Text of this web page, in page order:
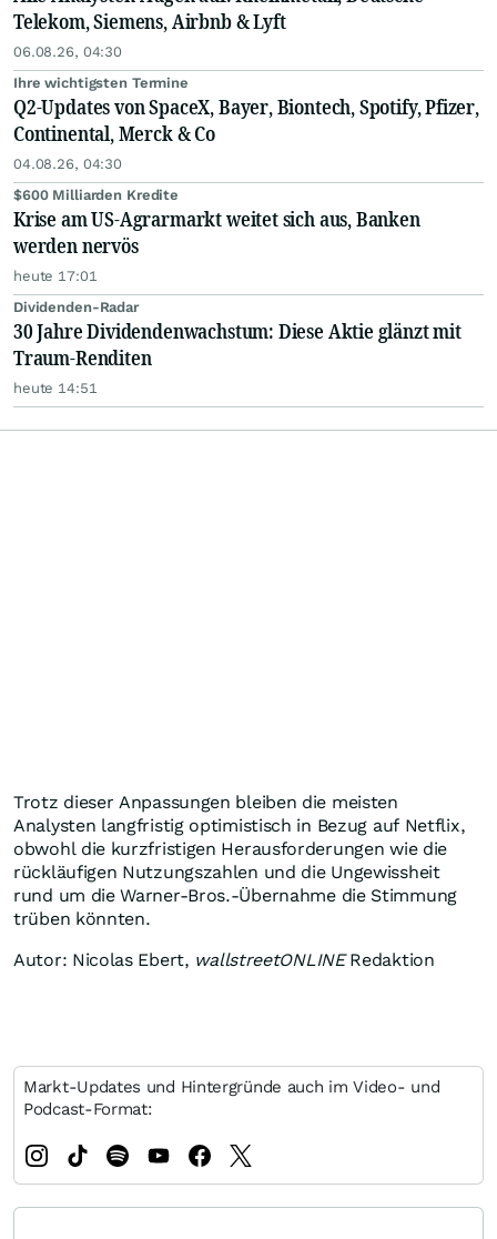
Telekom, Siemens, Airbnb & Lyft
06.08.26, 04:30
Ihre wichtigsten Termine
Q2-Updates von SpaceX, Bayer, Biontech, Spotify, Pfizer,
Continental, Merck & Co
04.08.26, 04:30
$600 Milliarden Kredite
Krise am US-Agrarmarkt weitet sich aus, Banken
werden nervös
heute 17:01
Dividenden-Radar
30 Jahre Dividendenwachstum: Diese Aktie glänzt mit
Traum-Renditen
heute 14:51
Trotz dieser Anpassungen bleiben die meisten
Analysten langfristig optimistisch in Bezug auf Netflix,
obwohl die kurzfristigen Herausforderungen wie die
rückläufigen Nutzungszahlen und die Ungewissheit
rund um die Warner-Bros.-Übernahme die Stimmung
trüben könnten.
Autor: Nicolas Ebert, wallstreetONLINERedaktion
Markt-Updates und Hintergründe auch im Video- und
Podcast-Format: